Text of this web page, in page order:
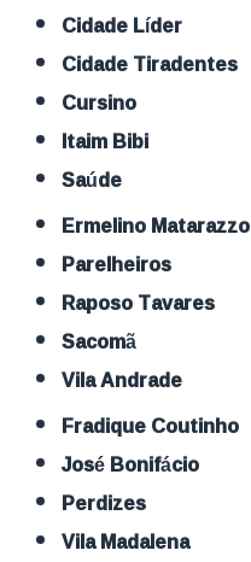
Cidade Líder
Cidade Tiradentes
Cursino
Itaim Bibi
Saúde
Ermelino Matarazzo
Parelheiros
Raposo Tavares
Sacomã
Vila Andrade
Fradique Coutinho
José Bonifácio
Perdizes
Vila Madalena